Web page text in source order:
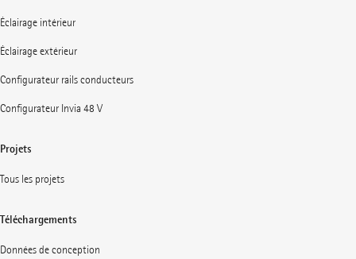
Éclairage intérieur
Éclairage extérieur
Configurateur rails conducteurs
Configurateur Invia 48 V
Projets
Tous les projets
Téléchargements
Données de conception